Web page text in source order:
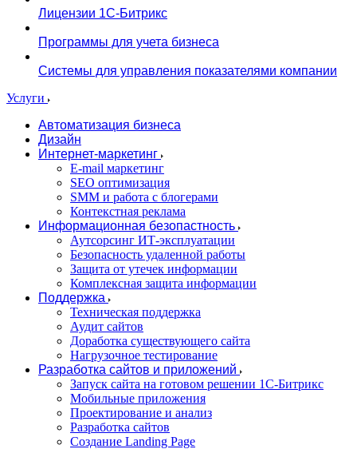
Лицензии 1С-Битрикс
Программы для учета бизнеса
Системы для управления показателями компании
Услуги
Автоматизация бизнеса
Дизайн
Интернет-маркетинг
E-mail маркетинг
SEO оптимизация
SMM и работа с блогерами
Контекстная реклама
Информационная безопастность
Аутсорсинг ИТ-эксплуатации
Безопасность удаленной работы
Защита от утечек информации
Комплексная защита информации
Поддержка
Техническая поддержка
Аудит сайтов
Доработка существующего сайта
Нагрузочное тестирование
Разработка сайтов и приложений
Запуск сайта на готовом решении 1С-Битрикс
Мобильные приложения
Проектирование и анализ
Разработка сайтов
Создание Landing Page